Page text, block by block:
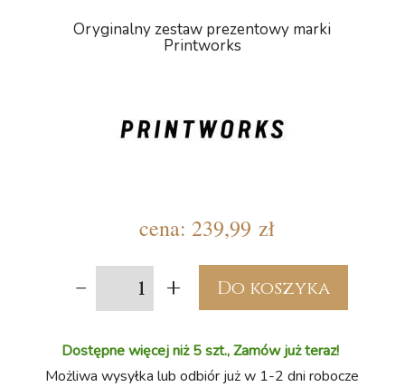
Oryginalny zestaw prezentowy marki
Printworks
cena: 239,99 zł
- + Do koszyka
Dostępne więcej niż 5 szt., Zamów już teraz!
Możliwa wysyłka lub odbiór już w 1-2 dni robocze